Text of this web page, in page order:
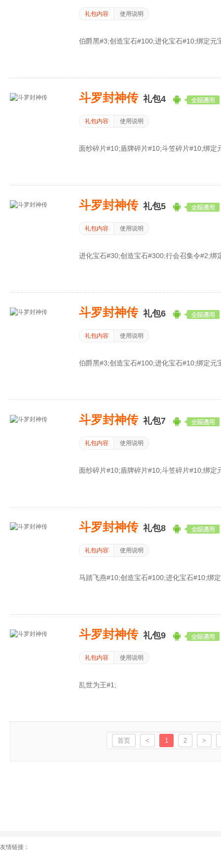
礼包内容 使用说明
伯爵黑#3;创造宝石#100;进化宝石#10;绑定元
斗罗封神传 礼包4
礼包内容 使用说明
面纱碎片#10;盾牌碎片#10;斗笠碎片#10;绑定
斗罗封神传 礼包5
礼包内容 使用说明
进化宝石#30;创造宝石#300;行会召集令#2;绑
斗罗封神传 礼包6
礼包内容 使用说明
伯爵黑#3;创造宝石#100;进化宝石#10;绑定元
斗罗封神传 礼包7
礼包内容 使用说明
面纱碎片#10;盾牌碎片#10;斗笠碎片#10;绑定
斗罗封神传 礼包8
礼包内容 使用说明
马踏飞燕#10;创造宝石#100;进化宝石#10;绑
斗罗封神传 礼包9
礼包内容 使用说明
乱世为王#1;
首页 < 1 2 >
友情链接：